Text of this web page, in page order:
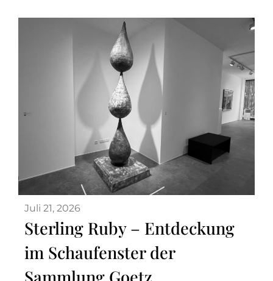
Juli 21, 2026
Sterling Ruby – Entdeckung
im Schaufenster der